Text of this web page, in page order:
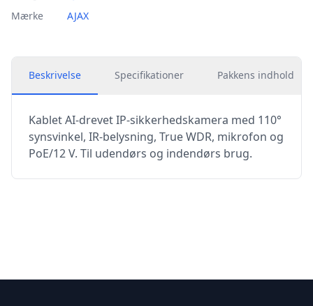
Mærke
AJAX
Beskrivelse Specifikationer Pakkens indhold
Kablet AI-drevet IP-sikkerhedskamera med 110°
synsvinkel, IR-belysning, True WDR, mikrofon og
PoE/12 V. Til udendørs og indendørs brug.